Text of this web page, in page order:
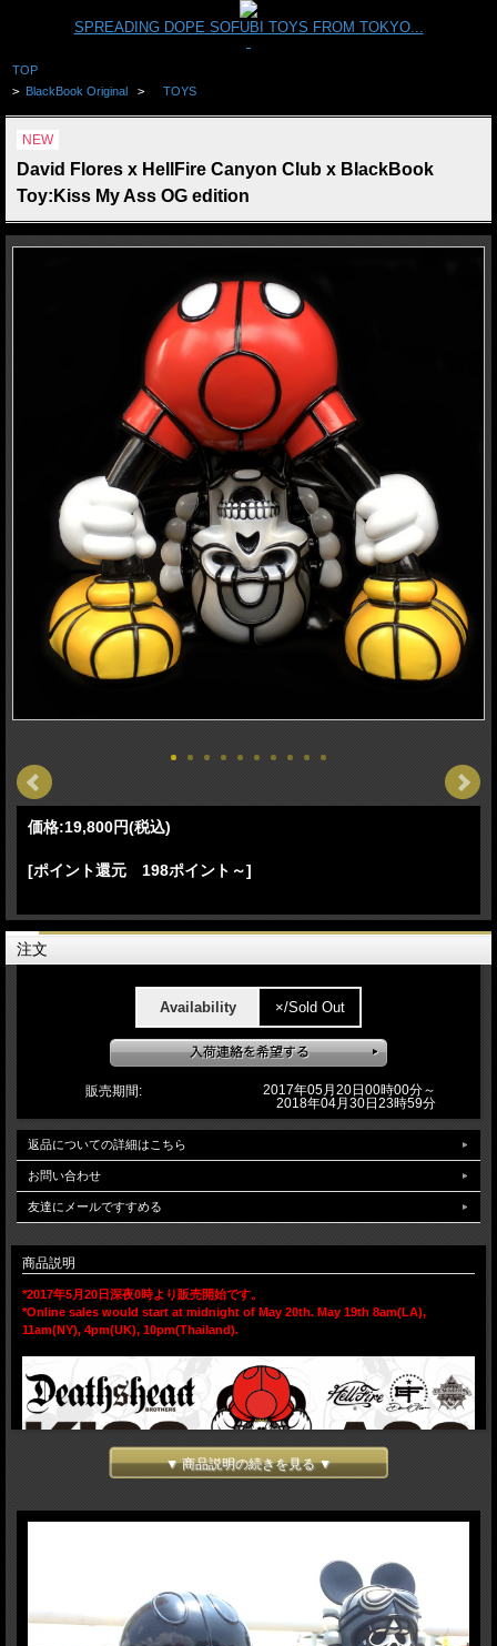
SPREADING DOPE SOFUBI TOYS FROM TOKYO...
TOP
> BlackBook Original > TOYS
NEW
David Flores x HellFire Canyon Club x BlackBook
Toy:Kiss My Ass OG edition
価格:19,800円(税込)
[ポイント還元 198ポイント～]
注文
Availability ×/Sold Out
販売期間:
2017年05月20日00時00分～
2018年04月30日23時59分
返品についての詳細はこちら
お問い合わせ
友達にメールですすめる
商品説明
*2017年5月20日深夜0時より販売開始です。
*Online sales would start at midnight of May 20th. May 19th 8am(LA),
11am(NY), 4pm(UK), 10pm(Thailand).
その独特のステンドグラス技法で高い人気を誇るアーティスト、David Flores（デ
BlackBook Toyのトリプルコラボフィギュア、Kiss My Ass。DeathsHeadが挑発
的に股から顔を覗かせた"Kiss My Ass"ポーズを取ってます。このポーズながら
HxW:22.5x24cmと圧倒的なボリュームでMADE IN JAPANソフビにて立体化。原
型はお馴染みT9G氏。遂に待望のOG editionが満を持して登場。最高にはまって
ます。DF最高傑作の完成です。本OG editionにはおまけとしてDavid Flores描き
▼ 商品説明の続きを見る ▼